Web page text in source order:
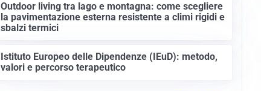
Outdoor living tra lago e montagna: come scegliere
la pavimentazione esterna resistente a climi rigidi e
sbalzi termici
Istituto Europeo delle Dipendenze (IEuD): metodo,
valori e percorso terapeutico